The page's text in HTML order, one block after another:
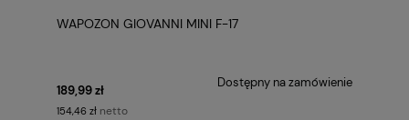
WAPOZON GIOVANNI MINI F-17
189,99 zł
154,46 zł netto
Dostępny na zamówienie